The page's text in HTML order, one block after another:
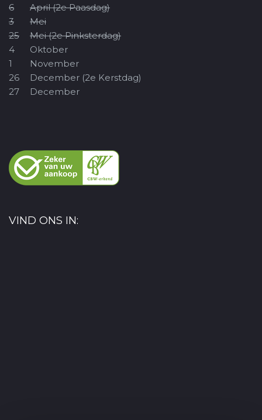
6
April (2e Paasdag)
3
Mei
25
Mei (2e Pinksterdag)
4
Oktober
1
November
26
December (2e Kerstdag)
27
December
VIND ONS IN: